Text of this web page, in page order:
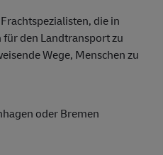
die in
den Landtransport zu
Wege, Menschen zu
oder Bremen